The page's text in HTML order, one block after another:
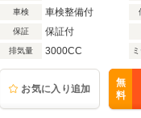
車検 車検整備付
保証 保証付
排気量 3000CC
お気に入り追加
無
料